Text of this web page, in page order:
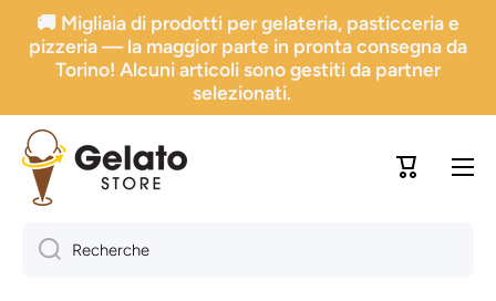
Aller directement au contenu
🚚 Migliaia di prodotti per gelateria, pasticceria e
pizzeria — la maggior parte in pronta consegna da
Torino! Alcuni articoli sono gestiti da partner
selezionati.
Chariot
Recherche